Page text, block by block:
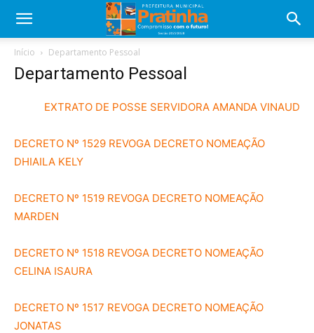
Início Departamento Pessoal
Departamento Pessoal
EXTRATO DE POSSE SERVIDORA AMANDA VINAUD
DECRETO Nº 1529 REVOGA DECRETO NOMEAÇÃO
DHIAILA KELY
DECRETO Nº 1519 REVOGA DECRETO NOMEAÇÃO
MARDEN
DECRETO Nº 1518 REVOGA DECRETO NOMEAÇÃO
CELINA ISAURA
DECRETO Nº 1517 REVOGA DECRETO NOMEAÇÃO
JONATAS